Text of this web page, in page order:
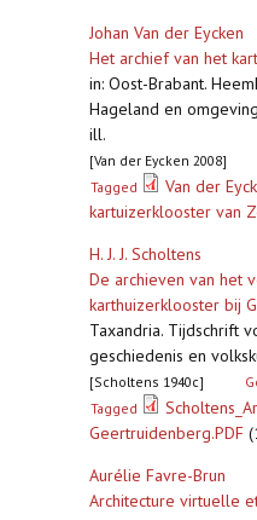
Johan Van der Eycken
Het archief van het
in: Oost-Brabant.
Hageland en
ill.
[Van der Eycken 2008]
Tagged
Van der
kartuizerklooster van
H. J. J. Scholtens
De archieven van het
karthuizerklooster bij
Taxandria. Tijdschrift
geschiedenis en
[Scholtens 1940c]
Tagged
Geertruidenberg.PDF
Aurélie Favre-Brun
Architecture virtuelle